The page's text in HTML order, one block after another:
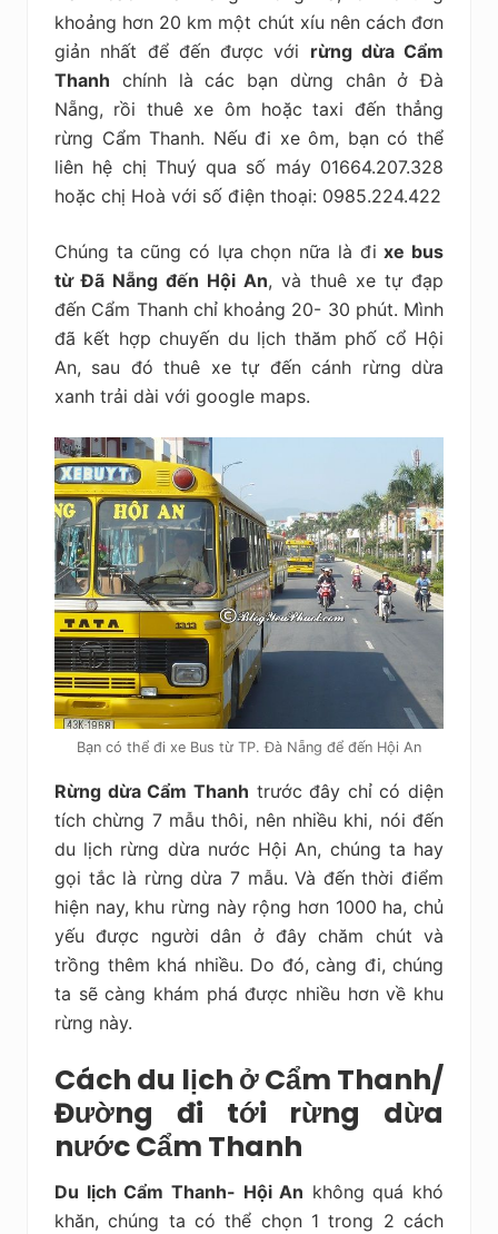
khoảng hơn 20 km một chút xíu nên cách đơn
giản nhất để đến được với rừng dừa Cẩm
Thanh chính là các bạn dừng chân ở Đà
Nẵng, rồi thuê xe ôm hoặc taxi đến thẳng
rừng Cẩm Thanh. Nếu đi xe ôm, bạn có thể
liên hệ chị Thuý qua số máy 01664.207.328
hoặc chị Hoà với số điện thoại: 0985.224.422
Chúng ta cũng có lựa chọn nữa là đixe bus
từ Đã Nẵng đến Hội An, và thuê xe tự đạp
đến Cẩm Thanh chỉ khoảng 20- 30 phút. Mình
đã kết hợp chuyến du lịch thăm phố cổ Hội
An, sau đó thuê xe tự đến cánh rừng dừa
xanh trải dài với google maps.
Bạn có thể đi xe Bus từ TP. Đà Nẵng để đến Hội An
Rừng dừa Cẩm Thanh trước đây chỉ có diện
tích chừng 7 mẫu thôi, nên nhiều khi, nói đến
du lịch rừng dừa nước Hội An, chúng ta hay
gọi tắc là rừng dừa 7 mẫu. Và đến thời điểm
hiện nay, khu rừng này rộng hơn 1000 ha, chủ
yếu được người dân ở đây chăm chút và
trồng thêm khá nhiều. Do đó, càng đi, chúng
ta sẽ càng khám phá được nhiều hơn về khu
rừng này.
Cách du lịch ở Cẩm Thanh/
Đường đi tới rừng dừa
nước Cẩm Thanh
Du lịch Cẩm Thanh- Hội An không quá khó
khăn, chúng ta có thể chọn 1 trong 2 cách